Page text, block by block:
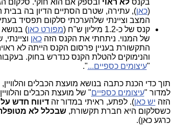
בקנסלא ראוי ובספק אם הוא חוקי. סלקום
(כאן), עתירה, שטרם הסתיים הדיון בה
המצב וציינתי שלהערכתי סלקום תפסיד
קנס של כ-1.2 מיליון ש"ח (
מפורט כאן)
‏של ‏המנוי. ניתחתי את הקנס הזהכאן
התקשורת בעניין פרסום הקנס הייתה לא
והנימוקים להטלת הקנס כנדרש בחוק.
"עיצומים כספיים...".
תוך כדי הכנת כתבה בנושא מועצת הכבלים
למדור "עיצומים כספיים
הזה יש כאן). לפתע, ראיתי במדור זהדיווח חדש
כשסלקום היא חברת תקשורת,שבכלל לא מטופלת
כרגע כאן).